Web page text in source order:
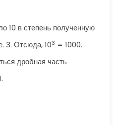
10 в степень полученную
3. Отсюда, 103 = 1000.
дробная часть